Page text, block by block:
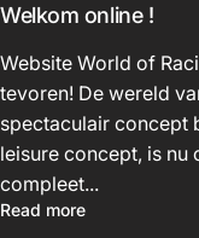
Welkom online !
Website World of
tevoren! De wereld
spectaculair concept
leisure concept, is nu
compleet...
Read more